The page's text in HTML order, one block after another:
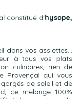
constitué d'hysope,
dans vos assiettes…
à tous vos plats
culinaires, rien de
Provençal qui vous
de soleil et de
ce mélange 100%